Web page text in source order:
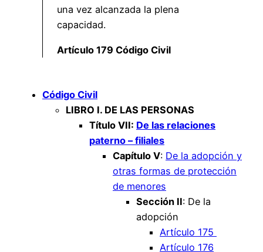
una vez alcanzada la plena
capacidad.
Artículo 179 Código Civil
Código Civil
LIBRO I. DE LAS PERSONAS
Título VII: De las relaciones
paterno – filiales
Capítulo V: De la adopción y
otras formas de protección
de menores
Sección II: De la
adopción
Artículo 175
Artículo 176